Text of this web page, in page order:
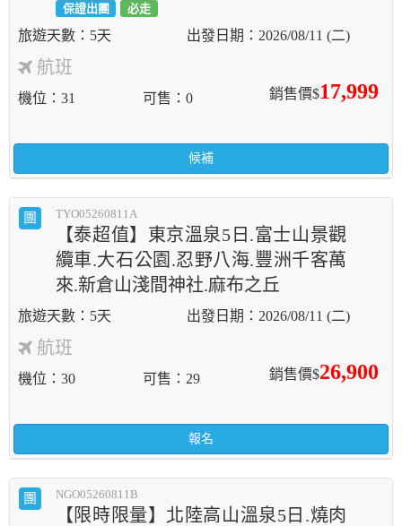
保證出團 必走
5天 2026/08/11 (二)
航班
銷售價$17,999
機位 31 可售 0
候補
團 TYO05260811A
【泰超值】東京溫泉5日.富士山景觀
纜車.大石公園.忍野八海.豐洲千客萬
來.新倉山淺間神社.麻布之丘
5天 2026/08/11 (二)
航班
銷售價$26,900
機位 30 可售 29
報名
團 NGO05260811B
【限時限量】北陸高山溫泉5日.燒肉